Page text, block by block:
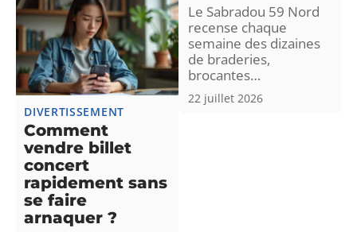
DIVERTISSEMENT
Comment
vendre billet
concert
rapidement sans
se faire
arnaquer ?
Le Sabradou 59 Nord
recense chaque
semaine des dizaines
de braderies,
brocantes…
22 juillet 2026